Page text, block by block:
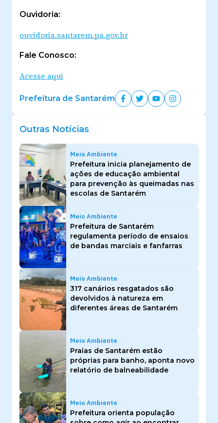
Ouvidoria:
ouvidoria.santarem.pa.gov.br
Fale Conosco:
Acesse aqui
Prefeitura de Santarém
Outras Notícias
Meio Ambiente
Prefeitura inicia planejamento de
ações de educação ambiental
para prevenção às queimadas nas
escolas de Santarém
Meio Ambiente
Prefeitura de Santarém
regulamenta período de ensaios
de bandas marciais e fanfarras
Meio Ambiente
317 canários resgatados são
devolvidos à natureza em
diferentes áreas de Santarém
Meio Ambiente
Praias de Santarém estão
próprias para banho, aponta novo
relatório de balneabilidade
Meio Ambiente
Prefeitura orienta população